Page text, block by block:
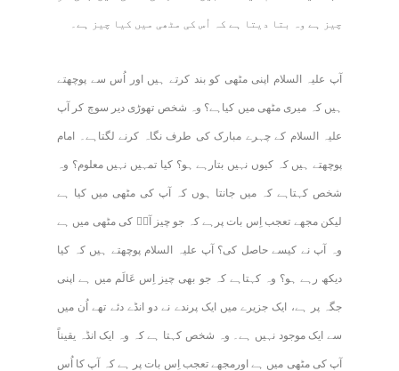
چیز ہے وہ بتا دیتا ہے کہ اُس کی مٹھی میں کیا چیز ہے۔
آپ علیہ السلام اپنی مٹھی کو بند کرتے ہیں اور اُس سے پوچھتے
ہیں کہ میری مٹھی میں کیاہے؟ وہ شخص تھوڑی دیر سوچ کر آپ
علیہ السلام کے چہرے مبارک کی طرف نگاہ کرنے لگتاہے۔ امام
پوچھتے ہیں کہ کیوں نہیں بتارہے ہو؟ کیا تمہیں نہیں معلوم؟ وہ
شخص کہتاہے کہ میں جانتا ہوں کہ آپ کی مٹھی میں کیا ہے
لیکن مجھے تعجب اِس بات پرہے کہ جو چیز آپؑ کی مٹھی میں ہے
وہ آپ نے کیسے حاصل کی؟ آپ علیہ السلام پوچھتے ہیں کہ کیا
دیکھ رہے ہو؟ وہ کہتاہے کہ جو بھی چیز اِس عَالَم میں ہے اپنی
جگہ پر ہے، ایک جزیرے میں ایک پرندے نے دو انڈے دئے تھے اُن میں
سے ایک موجود نہیں ہے۔ وہ شخص کہتا ہے کہ وہ ایک انڈہ یقیناً
آپ کی مٹھی میں ہے اورمجھے تعجب اِس بات پر ہے کہ آپ کا اُس